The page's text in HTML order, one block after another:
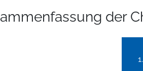
der